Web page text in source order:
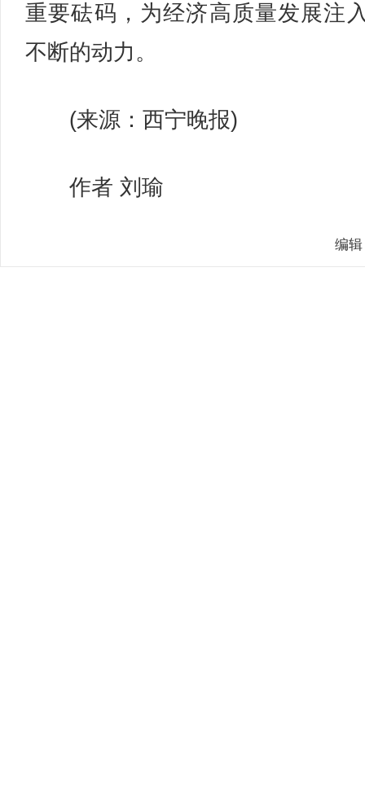
重要砝码，为经济高质量发展注
不断的动力。
(来源：西宁晚报)
作者 刘瑜
编